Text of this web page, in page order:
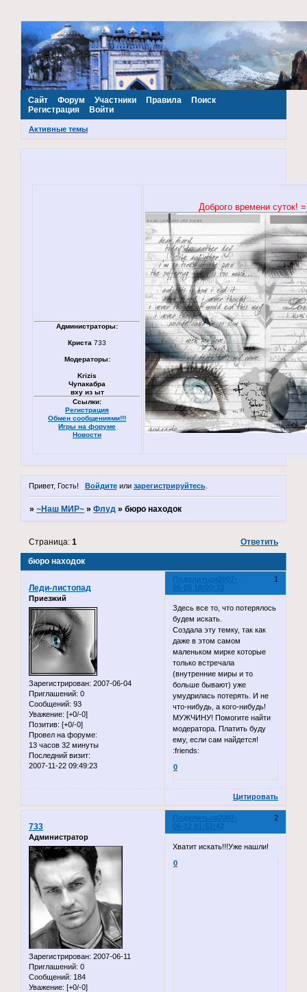
~Наш МИР~
Сайт Форум Участники Правила
Поиск
Регистрация
Войти
Активные темы
Администраторы:
Криста 733
Модераторы:
Krizis
Чупакабра
вху из ыт
Ссылки:
Регистрация
Обмен сообщениями!!!
Игры на форуме
Новости
Доброго времени суток!
Привет, Гость! Войдитеили зарегистрируйтесь.
»~Наш МИР~ »Флуд »бюро находок
бюро находок
Страница:1 Ответить
Поделиться 1
2007-
06-05 18:00:33
Леди-листопад
Приезжий
Зарегистрирован: 2007-06-04
Приглашений: 0
Сообщений: 93
Уважение: [+0/-0]
Позитив: [+0/-0]
Провел на форуме:
13 часов 32 минуты
Последний визит:
2007-11-22 09:49:23
Здесь все то, что потерялось
будем искать.
Создала эту темку, так как
даже в этом самом
маленьком мирке которые
только встречала
(внутренние миры и то
больше бывают) уже
умудрилась потерять. И не
что-нибудь, а кого-нибудь!
МУЖЧИНУ! Помогите найти
модератора. Платить буду
ему, если сам найдется!
:friends:
0
Цитировать
Поделиться 2
2007-
06-12 01:52:42
733
Администратор
Зарегистрирован: 2007-06-11
Приглашений: 0
Сообщений: 184
Уважение: [+0/-0]
Хватит искать!!!Уже нашли!
0